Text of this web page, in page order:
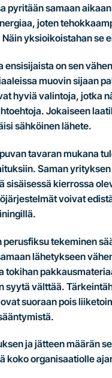
pyritään samaan
joten
yksioikoistahan se
ensisijaista on sen
muovin sijaan
hyviä valintoja, jotka
Jokaiseen
sähköinen lähete.
tavaran mukana
Saman
sisäisessä kierrossa
voivat
perusfiksu tekeminen
lähetykseen
tokihan
syytä välttää.
suoraan pois
ja jätteen määrän
koko organisaatiolle